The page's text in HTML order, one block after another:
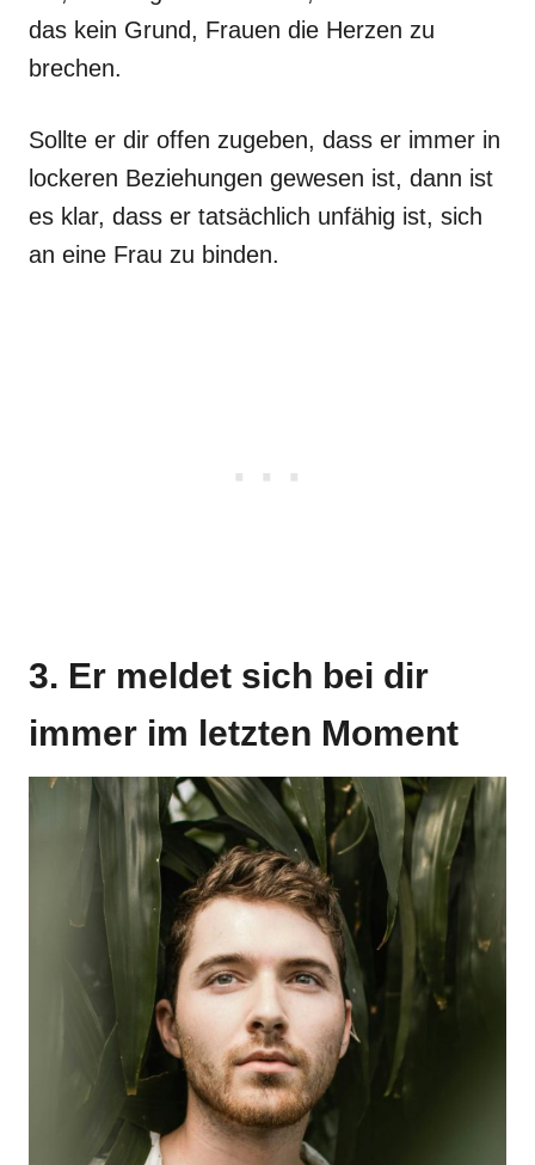
das kein Grund, Frauen die Herzen zu
brechen.
Sollte er dir offen zugeben, dass er immer in
lockeren Beziehungen gewesen ist, dann ist
es klar, dass er tatsächlich unfähig ist, sich
an eine Frau zu binden.
3. Er meldet sich bei dir
immer im letzten Moment